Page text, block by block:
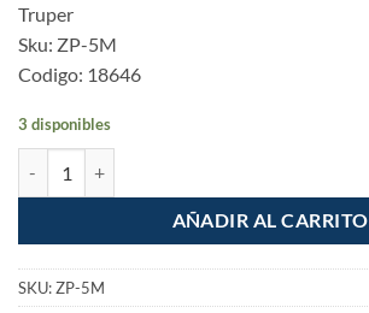
Truper
Sku: ZP-5M
Codigo: 18646
3 disponibles
AÑADIR AL CARRITO
SKU:ZP-5M